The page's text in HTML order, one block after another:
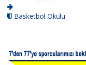
Basketbol Okulu